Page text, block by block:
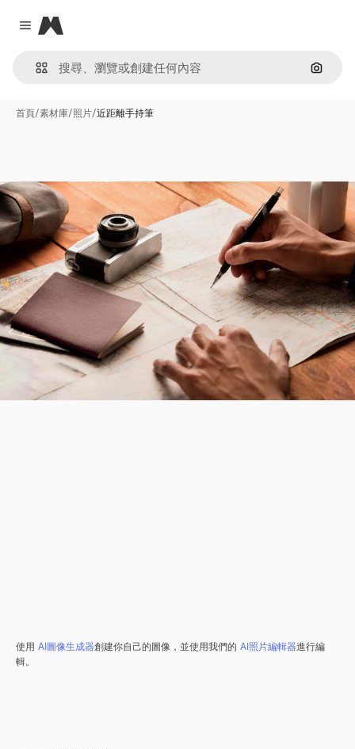
Close menu
Magnific
通過圖
首頁/素材庫/照片/近距離手持筆
使用 AI圖像生成器創建你自己的圖像，並使用我們的 AI照片編輯器進行編
輯。